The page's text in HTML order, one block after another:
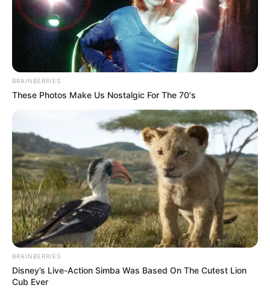
des Harzes liegende Stadt, die ihre
einstige Blüte dem Hopfenanbau im 16. Jahrhundert zu
verdanken hat. Deshalb wurden auffällig viele dieser
Häuser im Stil der Renaissance erbaut.
Da der Kern der idyllisch liegenden
Niederungsburg aus dem 12. Jahrhundert
stammt, ist sie ein sehr gut erhaltenes
Beispiel mittelalterlicher Burgromantik. Zugleich gehört
sie zu den besterhaltenen Wasserburgen in Sachsen-
Anhalt. Die Anlage wurde später zu einem Schloss
erweitert und beherbergt heute ein Hotel.
Halberstadt
Vor allem das historische Ensemble am
Domplatz mit Dom und Liebfrauenkirche
der ehemaligen Bischofsstadt im Vorland des Harzes.
BRAINBERRIES
These Photos Make Us Nostalgic For The 70's
BRAINBERRIES
Disney’s Live-Action Simba Was Based On The Cutest Lion
Cub Ever